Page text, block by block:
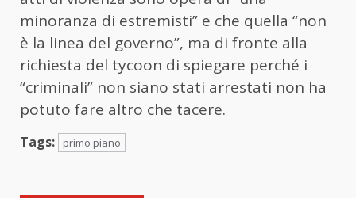
minoranza di estremisti” e che quella “non
è la linea del governo”, ma di fronte alla
richiesta del tycoon di spiegare perché i
“criminali” non siano stati arrestati non ha
potuto fare altro che tacere.
Tags: primo piano